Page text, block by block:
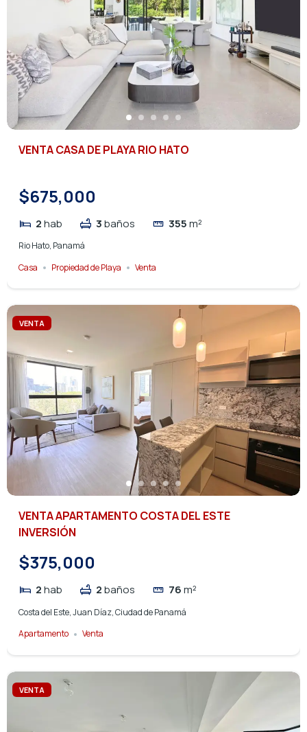
VENTA CASA DE PLAYA RIO HATO
$675,000
2hab 3baños 355m²
Rio Hato, Panamá
Casa
Propiedad de Playa Venta
VENTA
VENTA APARTAMENTO COSTA DEL ESTE
INVERSIÓN
$375,000
2hab 2baños 76m²
Costa del Este, Juan Díaz, Ciudad de Panamá
Apartamento
Venta
VENTA